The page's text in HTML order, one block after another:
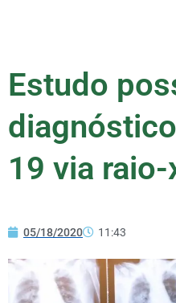
Estudo
19 via raio-
05/18/2020 11:43